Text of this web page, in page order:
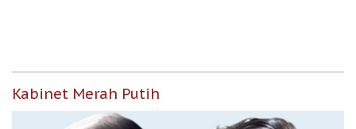
Kabinet Merah Putih